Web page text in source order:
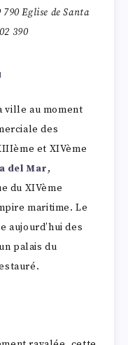
Eglise de Santa
390
ville au moment
des
et XIVème
del Mar,
du XIVème
maritime. Le
aujourd’hui des
palais du